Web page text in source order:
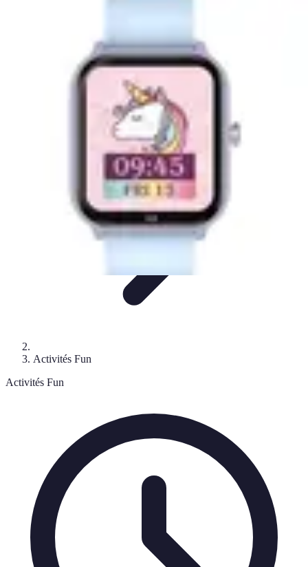
Activités Créatives
Best Fun Activities
Activités Fun
Activités Fun